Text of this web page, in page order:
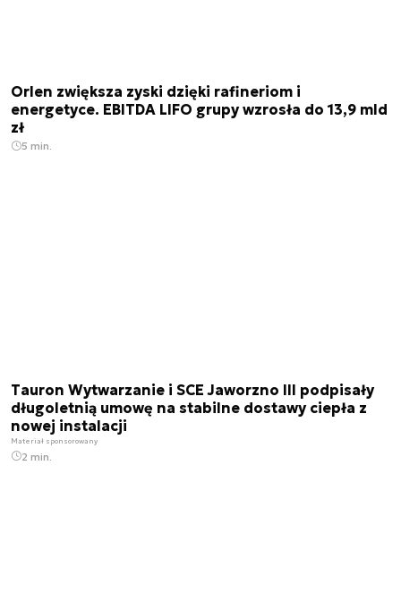
Orlen zwiększa zyski dzięki rafineriom i
energetyce. EBITDA LIFO grupy wzrosła do 13,9 mld
zł
5 min.
Tauron Wytwarzanie i SCE Jaworzno III podpisały
długoletnią umowę na stabilne dostawy ciepła z
nowej instalacji
Materiał sponsorowany
2 min.